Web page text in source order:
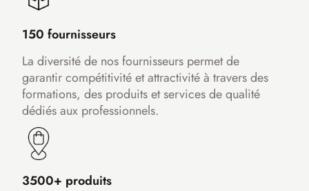
150 fournisseurs
La diversité de nos fournisseurs permet de
garantir compétitivité et attractivité à travers des
formations, des produits et services de qualité
dédiés aux professionnels.
3500+ produits